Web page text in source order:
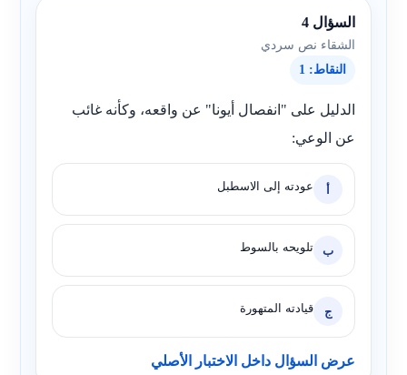
السؤال 4
الشقاء نص سردي
النقاط: 1
الدليل على "انفصال أيونا" عن واقعه، وكأنه غائب
عن الوعي:
أ عودته إلى الاسطبل
ب تلويحه بالسوط
ج قيادته المتهورة
عرض السؤال داخل الاختبار الأصلي